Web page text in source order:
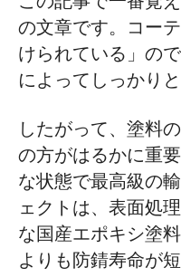
の文章です。コー
けられている」の
によってしっかり
したがって、塗料
の方がはるかに重
な状態で最高級の
ェクトは、表面処
な国産エポキシ塗
よりも防錆寿命が